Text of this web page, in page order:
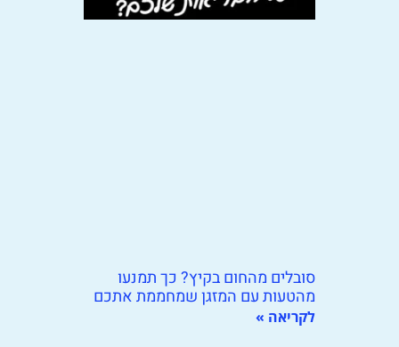
סובלים מהחום בקיץ? כך תמנעו
מהטעות עם המזגן שמחממת אתכם